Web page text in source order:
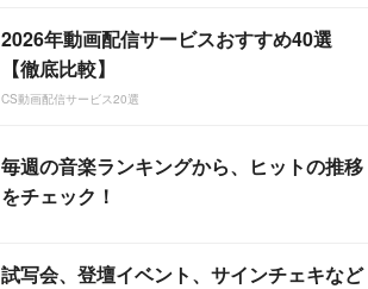
2026年動画配信サービスおすすめ40選
【徹底比較】
CS動画配信サービス20選
毎週の音楽ランキングから、ヒットの推移
をチェック！
試写会、登壇イベント、サインチェキなど